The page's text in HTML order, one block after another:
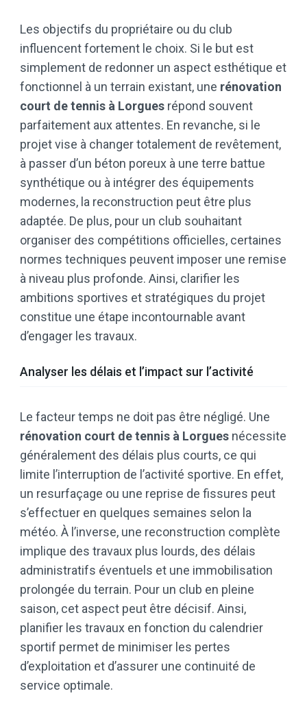
Les objectifs du propriétaire ou du club
influencent fortement le choix. Si le but est
simplement de redonner un aspect esthétique et
fonctionnel à un terrain existant, une rénovation
court de tennis à Lorgues répond souvent
parfaitement aux attentes. En revanche, si le
projet vise à changer totalement de revêtement,
à passer d’un béton poreux à une terre battue
synthétique ou à intégrer des équipements
modernes, la reconstruction peut être plus
adaptée. De plus, pour un club souhaitant
organiser des compétitions officielles, certaines
normes techniques peuvent imposer une remise
à niveau plus profonde. Ainsi, clarifier les
ambitions sportives et stratégiques du projet
constitue une étape incontournable avant
d’engager les travaux.
Analyser les délais et l’impact sur l’activité
Le facteur temps ne doit pas être négligé. Une
rénovation court de tennis à Lorgues nécessite
généralement des délais plus courts, ce qui
limite l’interruption de l’activité sportive. En effet,
un resurfaçage ou une reprise de fissures peut
s’effectuer en quelques semaines selon la
météo. À l’inverse, une reconstruction complète
implique des travaux plus lourds, des délais
administratifs éventuels et une immobilisation
prolongée du terrain. Pour un club en pleine
saison, cet aspect peut être décisif. Ainsi,
planifier les travaux en fonction du calendrier
sportif permet de minimiser les pertes
d’exploitation et d’assurer une continuité de
service optimale.